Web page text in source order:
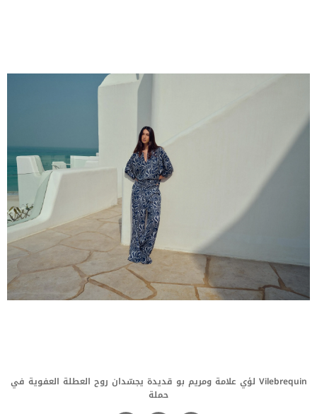
Vilebrequin لؤي علامة ومريم بو قديدة يجسّدان روح العطلة العفوية في
حملة